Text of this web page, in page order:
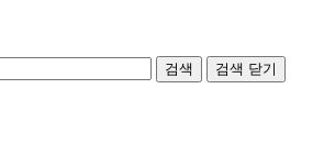
검색 닫기